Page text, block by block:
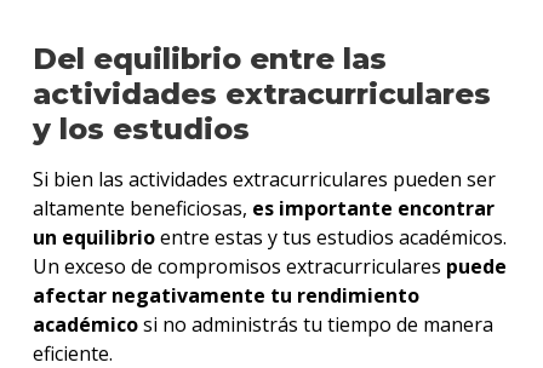
Del equilibrio entre las
actividades extracurriculares
y los estudios
Si bien las actividades extracurriculares pueden ser
altamente beneficiosas, es importante encontrar
un equilibrioentre estas y tus estudios académicos.
Un exceso de compromisos extracurriculares puede
afectar negativamente tu rendimiento
académicosi no administrás tu tiempo de manera
eficiente.